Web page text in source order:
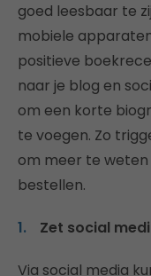
goed leesbaar te
mobiele
positieve
naar je blog en
om een korte
te voegen. Zo
om meer te
bestellen.
Zet social
Via social media